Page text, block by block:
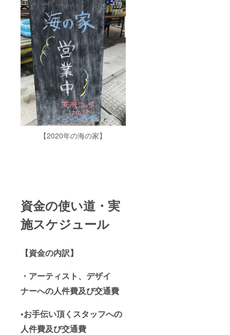
【2020年の海の家】
資金の使い道・実
施スケジュール
【資金の内訳】
・アーティスト、デザイ
ナーへの人件費及び交通費
•お手伝い頂くスタッフへの
人件費及び交通費